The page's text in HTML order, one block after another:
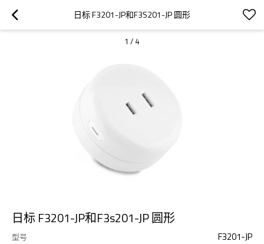
日标 F3201-JP和F3S201-JP 圆形
1 / 4
日标 F3201-JP和F3s201-JP 圆形
型号 F3201-JP